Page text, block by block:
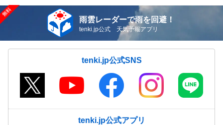
雨雲レーダーで雨を回避！
tenki.jp公式 天気予報アプリ
tenki.jp公式SNS
tenki.jp公式アプリ